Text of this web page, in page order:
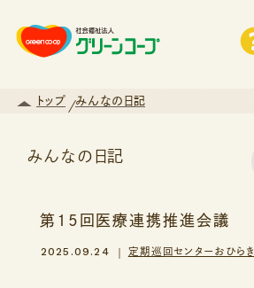
トップ みんなの日記
みんなの日記
第15回医療連携推進会議
2025.09.24 定期巡回センターおひらき